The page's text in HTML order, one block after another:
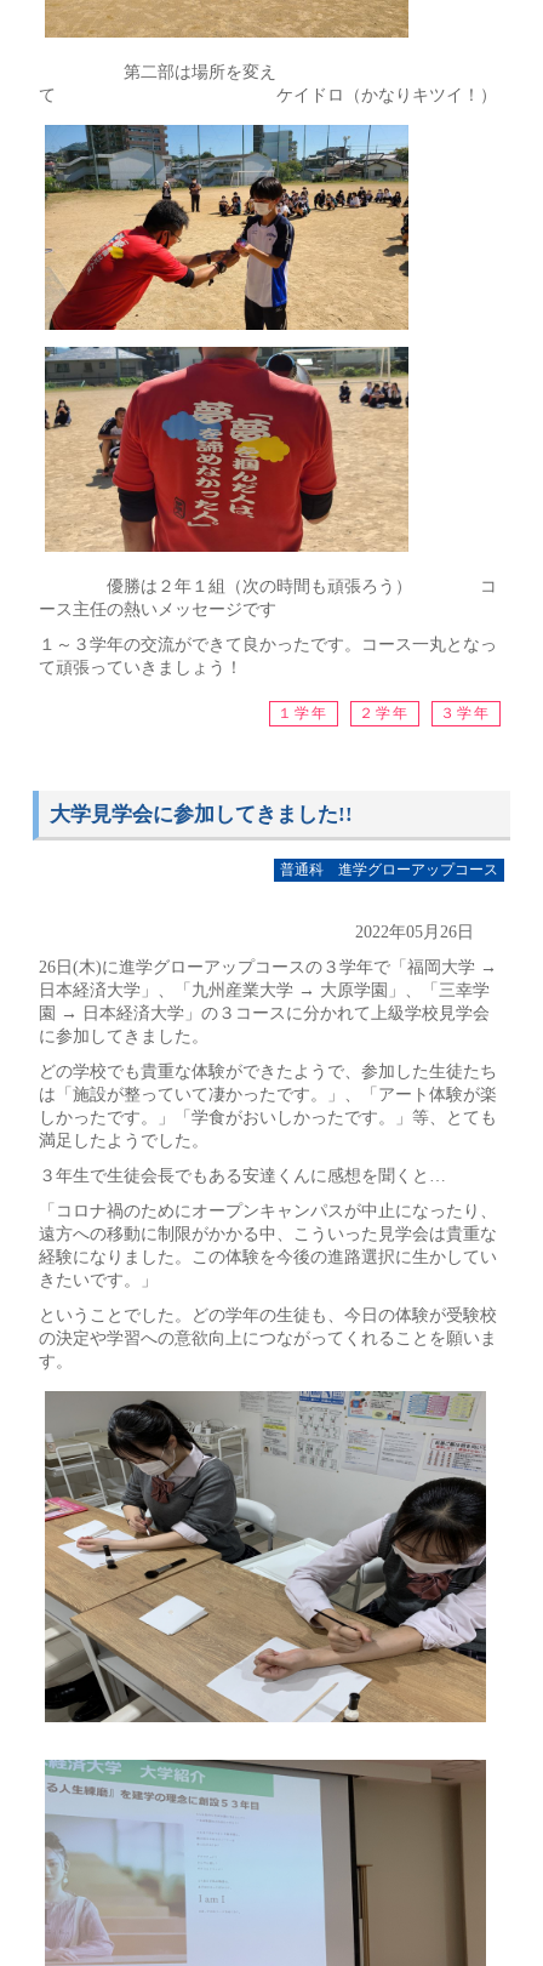
第二部は場所を変え
て ケイドロ（かなりキツイ！）
優勝は２年１組（次の時間も頑張ろう） コ
ース主任の熱いメッセージです
１～３学年の交流ができて良かったです。コース一丸となっ
て頑張っていきましょう！
１学年 ２学年 ３学年
大学見学会に参加してきました!!
普通科 進学グローアップコース
2022年05月26日
26日(木)に進学グローアップコースの３学年で「福岡大学 →
日本経済大学」、「九州産業大学 → 大原学園」、「三幸学
園 → 日本経済大学」の３コースに分かれて上級学校見学会
に参加してきました。
どの学校でも貴重な体験ができたようで、参加した生徒たち
は「施設が整っていて凄かったです。」、「アート体験が楽
しかったです。」「学食がおいしかったです。」等、とても
満足したようでした。
３年生で生徒会長でもある安達くんに感想を聞くと…
「コロナ禍のためにオープンキャンパスが中止になったり、
遠方への移動に制限がかかる中、こういった見学会は貴重な
経験になりました。この体験を今後の進路選択に生かしてい
きたいです。」
ということでした。どの学年の生徒も、今日の体験が受験校
の決定や学習への意欲向上につながってくれることを願いま
す。